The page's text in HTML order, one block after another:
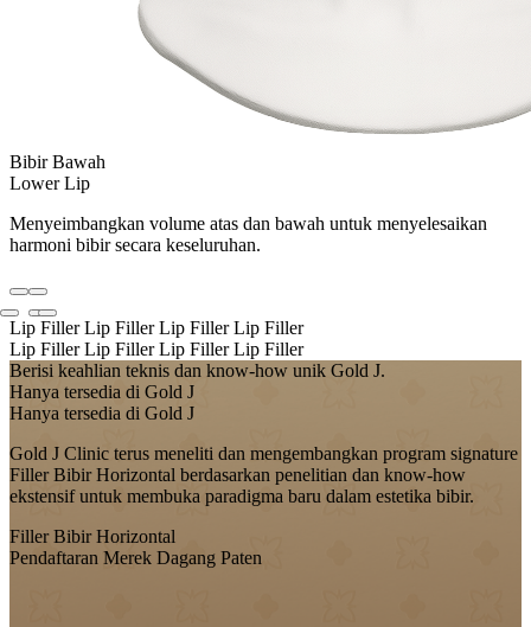
Bibir Bawah
Lower Lip
Menyeimbangkan volume atas dan bawah untuk menyelesaikan
harmoni bibir secara keseluruhan.
Lip Filler Lip Filler Lip Filler Lip Filler
Lip Filler Lip Filler Lip Filler Lip Filler
Berisi keahlian teknis dan know-how unik Gold J.
Hanya tersedia di Gold J
Hanya tersedia di Gold J
Gold J Clinic terus meneliti dan mengembangkan program signature
Filler Bibir Horizontal berdasarkan penelitian dan know-how
ekstensif untuk membuka paradigma baru dalam estetika bibir.
Filler Bibir Horizontal
Pendaftaran Merek Dagang Paten